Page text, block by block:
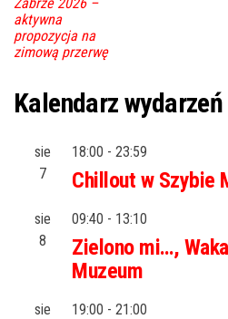
aktywna
propozycja na
zimową przerwę
Kalendarz wydarzeń
sie
7
18:00 - 23:59
Chillout w Szybie
sie
8
09:40 - 13:10
Zielono mi…,
Muzeum
sie
19:00 - 21:00